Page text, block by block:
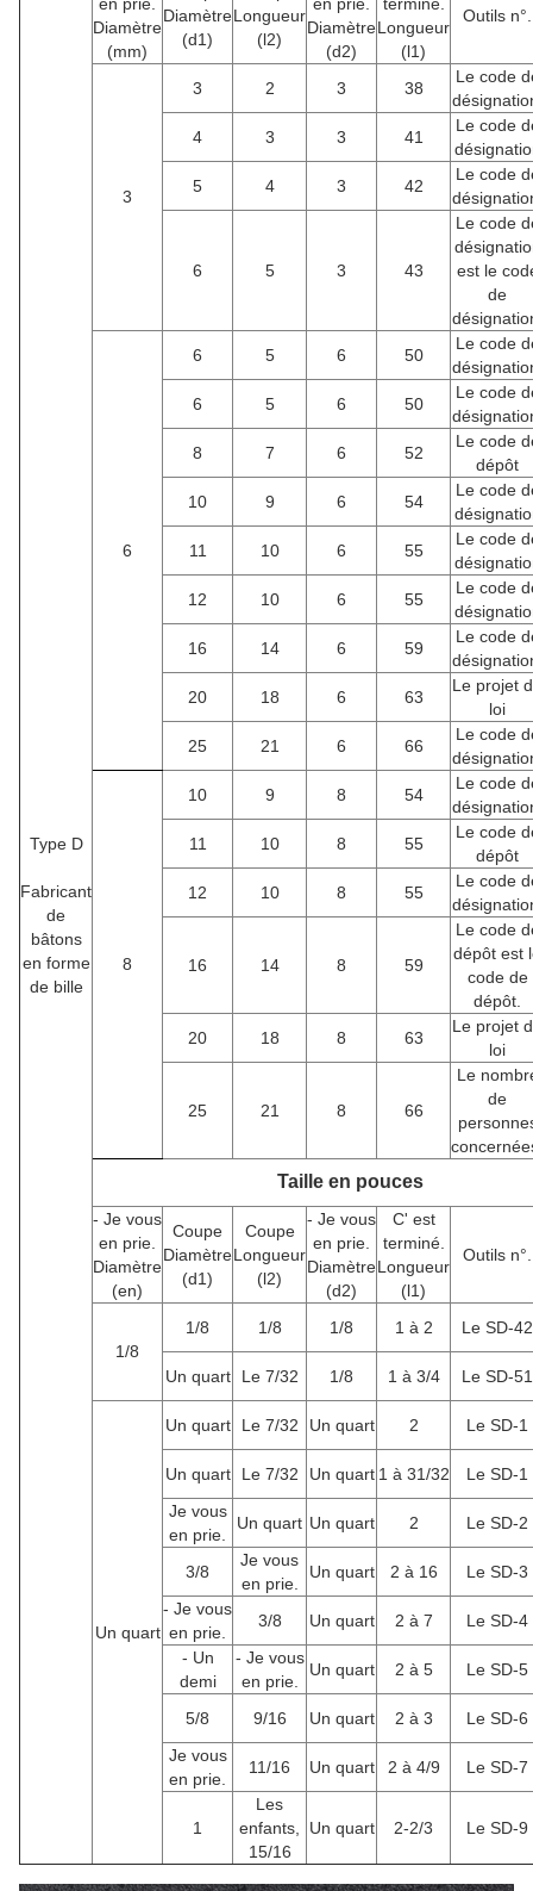
Type D
Fabricant
de
bâtons
en forme
de bille
Diamètre
(mm)
Diamètre
(d1)
Longueur
(l2)
Diamètre
(d2)
Longueur
(l1)
Outils n°.
3
3 2 3 38
Le code
4
3 3 41
Le code
5
4 3 42
Le code
6 5 3 43
Le code
est le
de
6
6 5 6 50
Le code
6
5 6 50
Le code
8
7 6 52
Le code
dépôt
10
9 6 54
Le code
11
10 6 55
Le code
12
10 6 55
Le code
16
14 6 59
Le code
20
18 6 63
Le projet
loi
25
21 6 66
Le code
8
10 9 8 54
Le code
11
10 8 55
Le code
dépôt
12
10 8 55
Le code
16 14 8 59
Le code
dépôt est
code de
dépôt.
20
18 8 63
Le projet
loi
25 21 8 66
Le
de
Taille en pouces
- Je vous
en prie.
Diamètre
(en)
Coupe
Diamètre
(d1)
Coupe
Longueur
(l2)
- Je vous
en prie.
Diamètre
(d2)
C' est
terminé.
Longueur
(l1)
Outils n°.
1/8
1/8 1/8 1/8 1 à 2 Le SD-42
Un quart Le 7/32 1/8 1 à 3/4 Le SD-51
Un quart
Un quart Le 7/32 Un quart 2 Le SD-1
Un quart Le 7/32 Un quart 1 à 31/32
Le SD-1
Je vous
en prie.
Un quart Un quart 2 Le SD-2
3/8
Je vous
en prie.
Un quart 2 à 16
Le SD-3
- Je vous
en prie.
3/8 Un quart 2 à 7
Le SD-4
- Un
demi
- Je vous
en prie.
Un quart 2 à 5 Le SD-5
5/8 9/16 Un quart 2 à 3
Le SD-6
Je vous
en prie.
11/16 Un quart 2 à 4/9 Le SD-7
1
Les
enfants,
15/16
Un quart 2-2/3 Le SD-9